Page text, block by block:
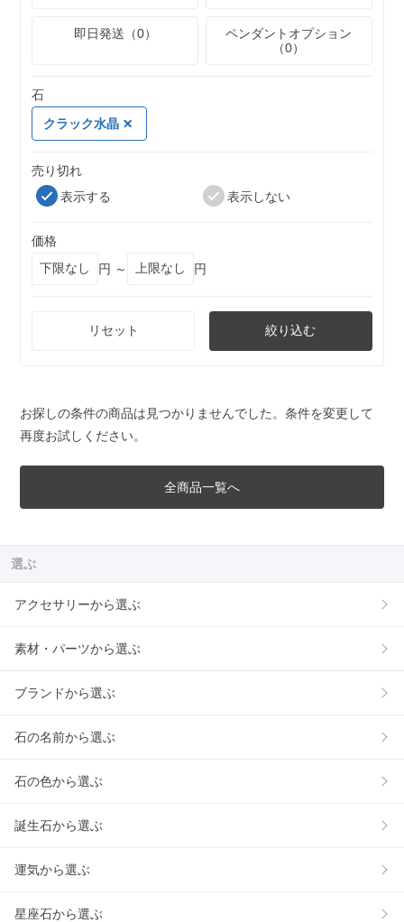
即日発送（0）
ペンダントオプション
（0）
石
クラック水晶
売り切れ
表示する
表示しない
価格
円 ～
円
リセット 絞り込む
お探しの条件の商品は見つかりませんでした。条件を変更して
再度お試しください。
全商品一覧へ
選ぶ
アクセサリーから選ぶ
素材・パーツから選ぶ
ブランドから選ぶ
石の名前から選ぶ
石の色から選ぶ
誕生石から選ぶ
運気から選ぶ
星座石から選ぶ